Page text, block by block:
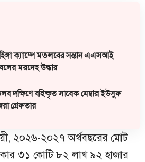
ক্যাম্পে মতলবের সন্তান এএসআই
মরদেহ উদ্ধার
দক্ষিণে বহিষ্কৃত সাবেক মেম্বার ইউসুফ
গ্রেফতার
২০২৬-২০২৭ অর্থবছরের মোট
৩১ কোটি ৮২ লাখ ৯২ হাজার